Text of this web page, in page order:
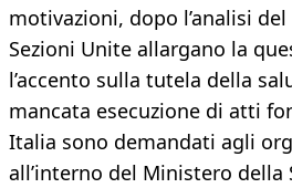
motivazioni, dopo l’analisi
Sezioni Unite allargano la
l’accento sulla tutela della
mancata esecuzione di atti
Italia sono demandati agli
all’interno del Ministero della